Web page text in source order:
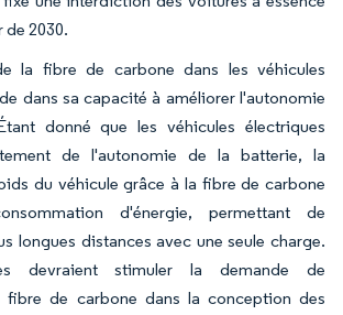
de 2030.
la fibre de carbone dans les véhicules
dans sa capacité à améliorer l'autonomie
donné que les véhicules électriques
de l'autonomie de la batterie, la
du véhicule grâce à la fibre de carbone
d'énergie, permettant de
longues distances avec une seule charge.
devraient stimuler la demande de
fibre de carbone dans la conception des